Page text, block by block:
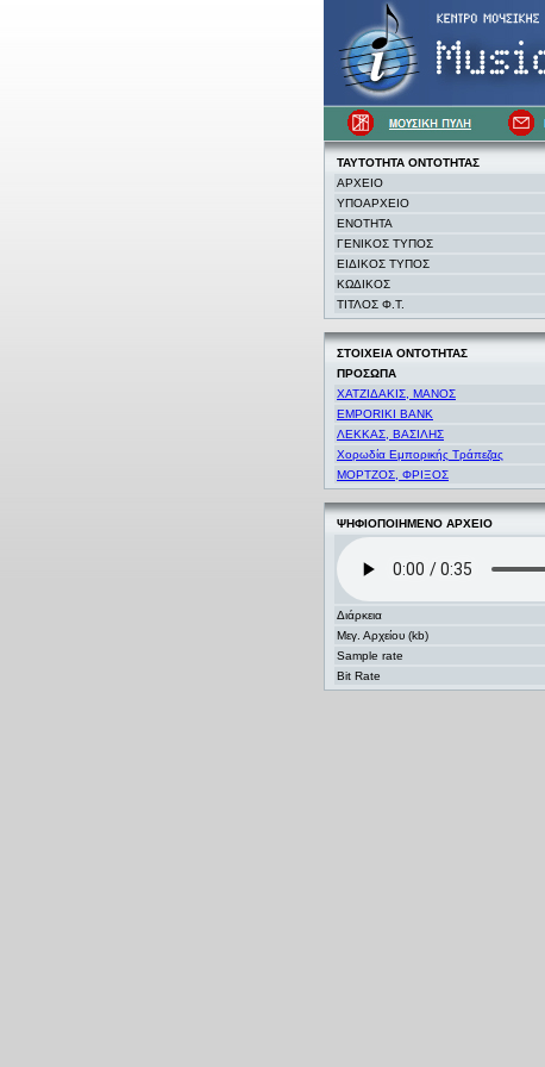
ΤΑΥΤΟΤΗΤΑ ΟΝΤΟΤΗΤΑΣ
ΑΡΧΕΙΟ
ΥΠΟΑΡΧΕΙΟ
ΕΝΟΤΗΤΑ
ΓΕΝΙΚΟΣ ΤΥΠΟΣ
ΕΙΔΙΚΟΣ ΤΥΠΟΣ
ΚΩΔΙΚΟΣ
ΤΙΤΛΟΣ Φ.Τ.
ΣΤΟΙΧΕΙΑ ΟΝΤΟΤΗΤΑΣ
ΠΡΟΣΩΠΑ
ΧΑΤΖΙΔΑΚΙΣ, ΜΑΝΟΣ
EMPORIKI BANK
ΛΕΚΚΑΣ, ΒΑΣΙΛΗΣ
Χορωδία Εμπορικής Τράπεζας
ΜΟΡΤΖΟΣ, ΦΡΙΞΟΣ
ΨΗΦΙΟΠΟΙΗΜΕΝΟ ΑΡΧΕΙΟ
Διάρκεια
Μεγ. Αρχείου (kb)
Sample rate
Bit Rate